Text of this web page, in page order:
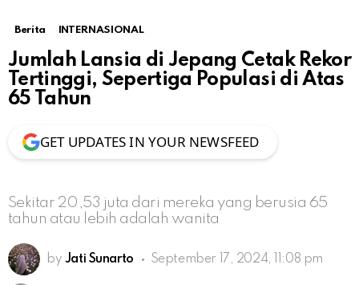
Berita INTERNASIONAL
Jumlah Lansia di Jepang Cetak Rekor
Tertinggi, Sepertiga Populasi di Atas
65 Tahun
GET UPDATES IN YOUR NEWSFEED
Sekitar 20,53 juta dari mereka yang berusia 65
tahun atau lebih adalah wanita
by Jati Sunarto September 17, 2024, 11:08 pm